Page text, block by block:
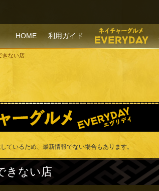
HOME 利用ガイド
きない店
いるため、最新情報でない場合もあります。
きない店